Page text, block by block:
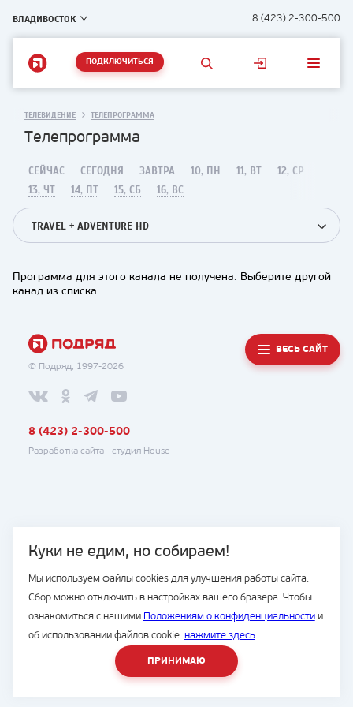
ВЛАДИВОСТОК 8 (423) 2-300-500
ПОДКЛЮЧИТЬСЯ
Куки не едим, но собираем!
Мы используем файлы cookies для улучшения работы сайта.
Сбор можно отключить в настройках вашего бразера. Чтобы
ознакомиться с нашими Положениям о конфиденциальностии
об использовании файлов cookie. нажмите здесь
ПРИНИМАЮ
ТЕЛЕВИДЕНИЕ ТЕЛЕПРОГРАММА
Телепрограмма
СЕЙЧАС СЕГОДНЯ ЗАВТРА 10, ПН 11, ВТ
12, СР
13, ЧТ
14, ПТ 15, СБ 16, ВС
TRAVEL + ADVENTURE HD
Программа для этого канала не получена. Выберите другой
канал из списка.
© Подряд, 1997-2026
ВЕСЬ САЙТ
8 (423) 2-300-500
Разработка сайта - студия House